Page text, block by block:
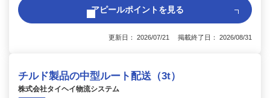
アピールポイントを見る
更新日： 2026/07/21 掲載終了日： 2026/08/31
チルド製品の中型ルート配送（3t）
株式会社タイヘイ物流システム